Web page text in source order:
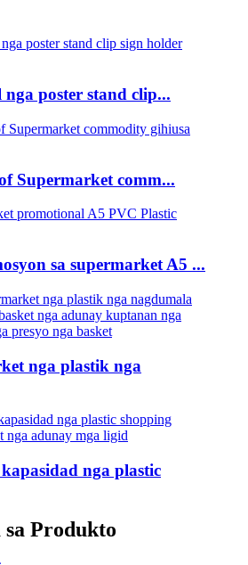
nga poster stand clip...
Supermarket comm...
sa supermarket A5 ...
nga plastik nga
nga plastic
Produkto